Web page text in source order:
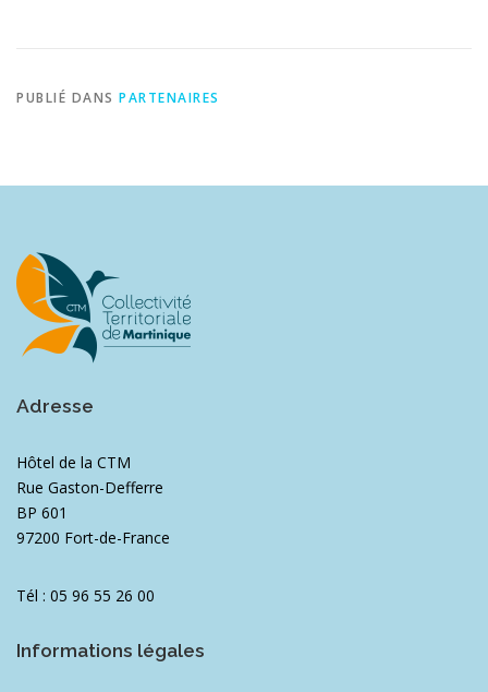
PUBLIÉ DANS PARTENAIRES
Adresse
Hôtel de la CTM
Rue Gaston-Defferre
BP 601
97200 Fort-de-France
Tél : 05 96 55 26 00
Informations légales